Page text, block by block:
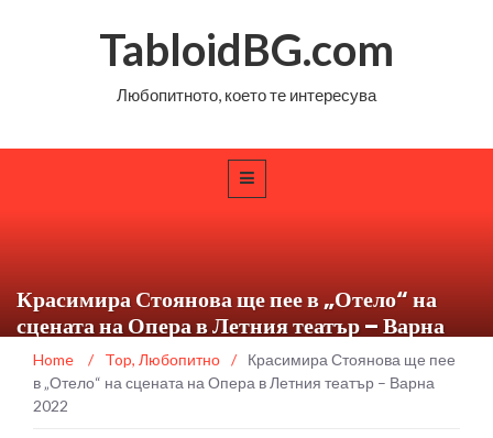
TabloidBG.com
Любопитното, което те интересува
Красимира Стоянова ще пее в „Отело“ на
сцената на Опера в Летния театър – Варна
2022
Home / Top, Любопитно /
Красимира Стоянова ще пее
в „Отело“ на сцената на Опера в Летния театър – Варна
2022